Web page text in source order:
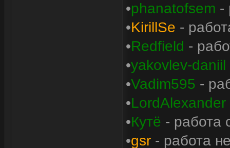
•phanatofsem -
•KirillSe -
•Redfield -
•yakovlev-daniil
•Vadim595 -
•LordAlexander
•Кутё - работа
•gsr - работа